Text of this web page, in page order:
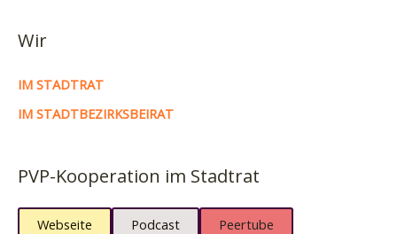
Wir
IM STADTRAT
IM STADTBEZIRKSBEIRAT
PVP-Kooperation im Stadtrat
Webseite Podcast
Peertube